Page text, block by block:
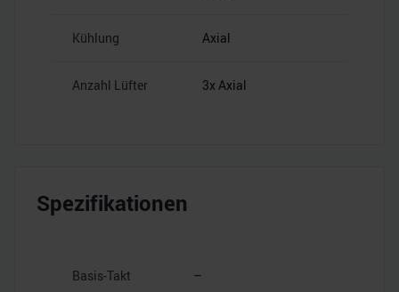
Kühlung Axial
Anzahl Lüfter 3x Axial
Spezifikationen
Basis-Takt –